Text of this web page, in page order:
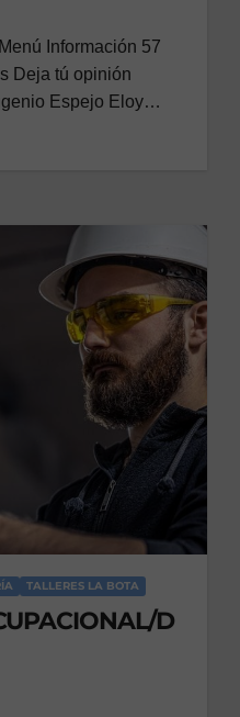
Información 57
Deja tú opinión
Espejo Eloy…
TALLERES LA BOTA
D